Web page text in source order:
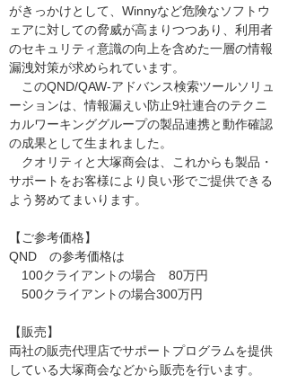
がきっかけとして、Winnyなど危険なソフトウ
ェアに対しての脅威が高まりつつあり、利用者
のセキュリティ意識の向上を含めた一層の情報
漏洩対策が求められています。
このQND/QAW-アドバンス検索ツールソリュ
ーションは、情報漏えい防止9社連合のテクニ
カルワーキンググループの製品連携と動作確認
の成果として生まれました。
クオリティと大塚商会は、これからも製品・
サポートをお客様により良い形でご提供できる
よう努めてまいります。
【ご参考価格】
QND の参考価格は
100クライアントの場合 80万円
500クライアントの場合300万円
【販売】
両社の販売代理店でサポートプログラムを提供
している大塚商会などから販売を行います。